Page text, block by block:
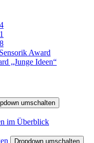
Award
„Junge Ideen“
umschalten
im Überblick
Dropdown umschalten